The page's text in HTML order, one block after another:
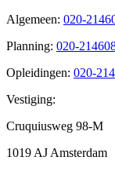
Algemeen: 020-
Planning: 020-
Opleidingen: 020-
Vestiging:
Cruquiusweg 98-M
1019 AJ Amsterdam